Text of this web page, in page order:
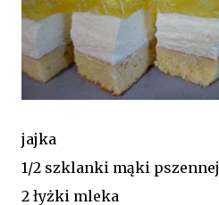
jajka
1/2 szklanki mąki pszennej
2 łyżki mleka